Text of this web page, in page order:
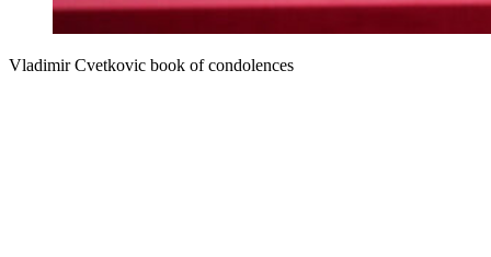
Vladimir Cvetkovic book of condolences